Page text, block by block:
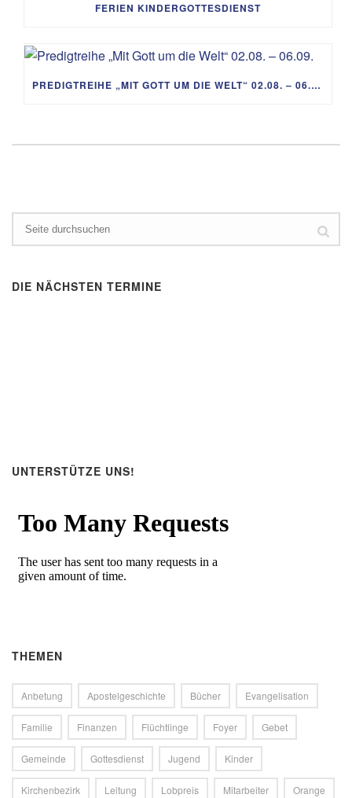
FERIEN KINDERGOTTESDIENST
PREDIGTREIHE „MIT GOTT UM DIE WELT“ 02.08. – 06.09.
DIE NÄCHSTEN TERMINE
UNTERSTÜTZE UNS!
THEMEN
Anbetung Apostelgeschichte Bücher Evangelisation
Familie Finanzen Flüchtlinge Foyer Gebet
Gemeinde Gottesdienst Jugend Kinder
Kirchenbezirk Leitung Lobpreis Mitarbeiter Orange